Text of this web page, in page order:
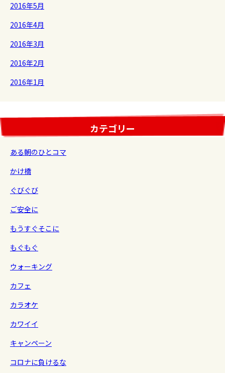
2016年5月
2016年4月
2016年3月
2016年2月
2016年1月
カテゴリー
ある朝のひとコマ
かけ橋
ぐびぐび
ご安全に
もうすぐそこに
もぐもぐ
ウォーキング
カフェ
カラオケ
カワイイ
キャンペーン
コロナに負けるな